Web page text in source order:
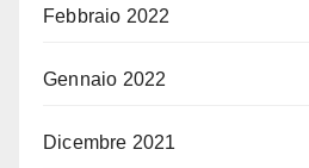
Febbraio 2022
Gennaio 2022
Dicembre 2021